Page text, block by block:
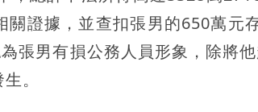
證據，並查扣張男的650萬元
張男有損公務人員形象，除將
。